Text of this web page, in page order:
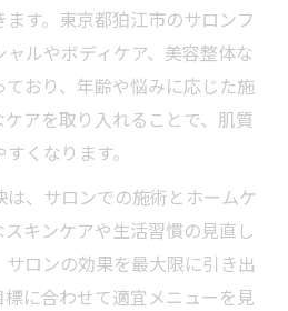
す。東京都狛江市のサロンフ
ルやボディケア、美容整体な
おり、年齢や悩みに応じた施
アを取り入れることで、肌質
くなります。
、サロンでの施術とホームケ
キンケアや生活習慣の見直し
ロンの効果を最大限に引き出
に合わせて適宜メニューを見